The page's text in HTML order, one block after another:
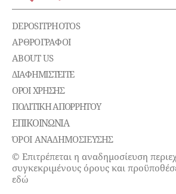
DEPOSITPHOTOS
ΑΡΘΡΟΓΡΑΦΟΙ
ABOUT US
ΔΙΑΦΗΜΙΣΤΕΊΤΕ
ΌΡΟΙ ΧΡΉΣΗΣ
ΠΟΛΙΤΙΚΉ ΑΠΟΡΡΉΤΟΥ
ΕΠΙΚΟΙΝΩΝΊΑ
ΌΡΟΙ ΑΝΑΔΗΜΟΣΙΕΥΣΗΣ
© Επιτρέπεται η αναδημοσίευση
συγκεκριμένους όρους και
εδώ